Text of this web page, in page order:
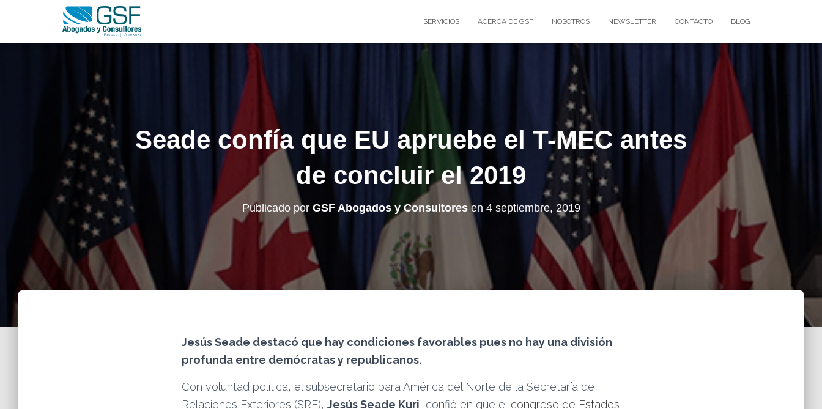
SERVICIOS ACERCA DE GSF NOSOTROS NEWSLETTER CONTACTO BLOG
Seade confía que EU apruebe el T-MEC antes
de concluir el 2019
Publicado por GSF Abogados y Consultoresen 4 septiembre, 2019
Jesús Seade destacó que hay condiciones favorables pues no hay una división
profunda entre demócratas y republicanos.
Con voluntad política, el subsecretario para América del Norte de la Secretaría de
Relaciones Exteriores (SRE), Jesús Seade Kuri, confió en que el congreso de Estados